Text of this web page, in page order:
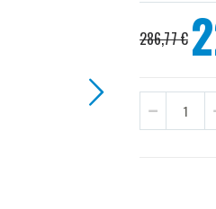
286,77 €